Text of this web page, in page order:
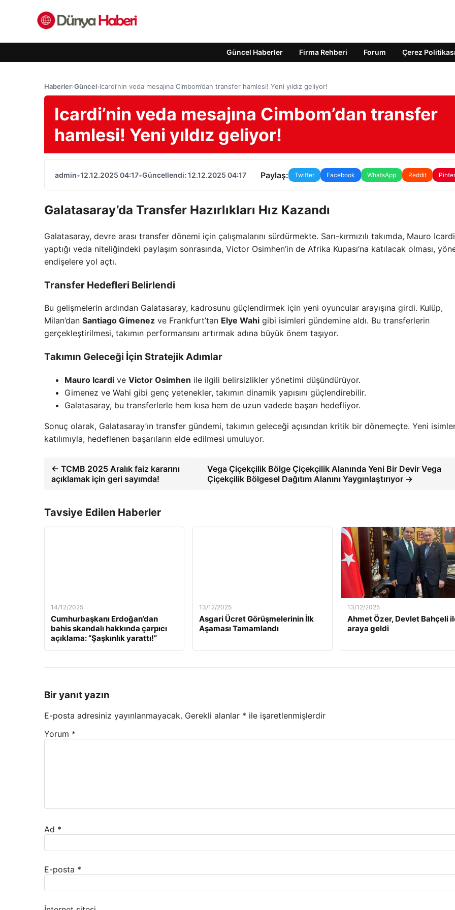
Güncel Haberler Firma Rehberi Forum Çerez Politikası
Haberler›Güncel›Icardi’nin veda mesajına Cimbom’dan transfer hamlesi! Yeni yıldız geliyor!
Icardi’nin veda mesajına Cimbom’dan transfer
hamlesi! Yeni yıldız geliyor!
admin•12.12.2025 04:17•Güncellendi: 12.12.2025 04:17 Paylaş: Twitter Facebook WhatsApp Reddit
Galatasaray’da Transfer Hazırlıkları Hız Kazandı
Galatasaray, devre arası transfer dönemi için çalışmalarını sürdürmekte. Sarı-kırmızılı takımda, Mauro
yaptığı veda niteliğindeki paylaşım sonrasında, Victor Osimhen’in de Afrika Kupası’na katılacak olması,
endişelere yol açtı.
Transfer Hedefleri Belirlendi
Bu gelişmelerin ardından Galatasaray, kadrosunu güçlendirmek için yeni oyuncular arayışına girdi. Kulüp,
Milan’dan Santiago Gimenez ve Frankfurt’tan Elye Wahi gibi isimleri gündemine aldı. Bu transferlerin
gerçekleştirilmesi, takımın performansını artırmak adına büyük önem taşıyor.
Takımın Geleceği İçin Stratejik Adımlar
Mauro Icardi ve Victor Osimhen ile ilgili belirsizlikler yönetimi düşündürüyor.
Gimenez ve Wahi gibi genç yetenekler, takımın dinamik yapısını güçlendirebilir.
Galatasaray, bu transferlerle hem kısa hem de uzun vadede başarı hedefliyor.
Sonuç olarak, Galatasaray’ın transfer gündemi, takımın geleceği açısından kritik bir dönemeçte. Yeni
katılımıyla, hedeflenen başarıların elde edilmesi umuluyor.
← TCMB 2025 Aralık faiz kararını
açıklamak için geri sayımda!
Vega Çiçekçilik Bölge Çiçekçilik Alanında Yeni Bir Devir Vega
Çiçekçilik Bölgesel Dağıtım Alanını Yaygınlaştırıyor →
Tavsiye Edilen Haberler
14/12/2025
Cumhurbaşkanı Erdoğan’dan
bahis skandalı hakkında çarpıcı
açıklama: “Şaşkınlık yarattı!”
13/12/2025
Asgari Ücret Görüşmelerinin İlk
Aşaması Tamamlandı
13/12/2025
Ahmet Özer, Devlet Bahçeli
araya geldi
Bir yanıt yazın
E-posta adresiniz yayınlanmayacak. Gerekli alanlar * ile işaretlenmişlerdir
Yorum *
Ad *
E-posta *